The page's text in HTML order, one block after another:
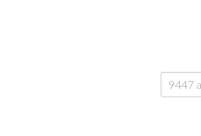
Sök
efter: